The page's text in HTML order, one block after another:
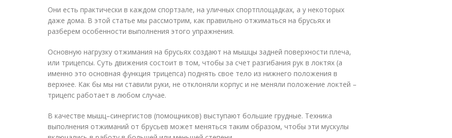
Они есть практически в каждом спортзале, на уличных спортплощадках, а у некоторых
даже дома. В этой статье мы рассмотрим, как правильно отжиматься на брусьях и
разберем особенности выполнения этого упражнения.
Основную нагрузку отжимания на брусьях создают на мышцы задней поверхности плеча,
или трицепсы. Суть движения состоит в том, чтобы за счет разгибания рук в локтях (а
именно это основная функция трицепса) поднять свое тело из нижнего положения в
верхнее. Как бы мы ни ставили руки, не отклоняли корпус и не меняли положение локтей –
трицепс работает в любом случае.
В качестве мышц–синергистов (помощников) выступают большие грудные. Техника
выполнения отжиманий от брусьев может меняться таким образом, чтобы эти мускулы